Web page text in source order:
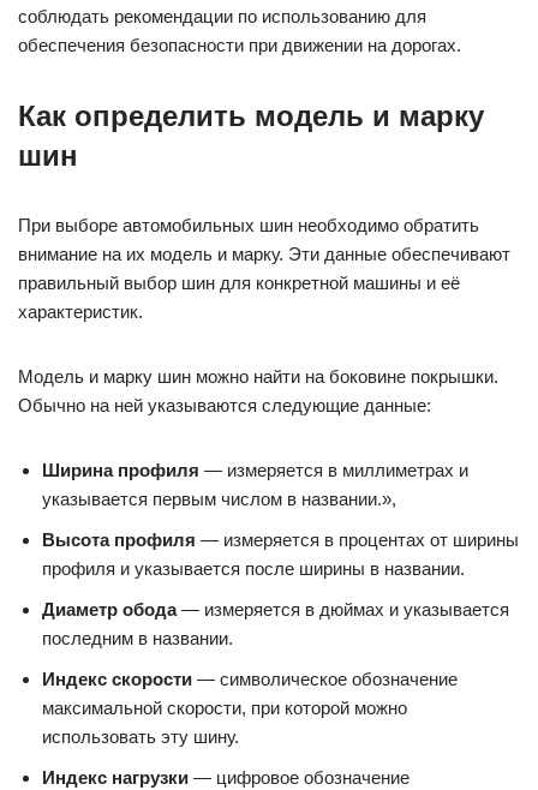
соблюдать рекомендации по использованию для
обеспечения безопасности при движении на дорогах.
Как определить модель и марку
шин
При выборе автомобильных шин необходимо обратить
внимание на их модель и марку. Эти данные обеспечивают
правильный выбор шин для конкретной машины и её
характеристик.
Модель и марку шин можно найти на боковине покрышки.
Обычно на ней указываются следующие данные:
Ширина профиля — измеряется в миллиметрах и
указывается первым числом в названии.»,
Высота профиля — измеряется в процентах от ширины
профиля и указывается после ширины в названии.
Диаметр обода— измеряется в дюймах и указывается
последним в названии.
Индекс скорости — символическое обозначение
максимальной скорости, при которой можно
использовать эту шину.
Индекс нагрузки — цифровое обозначение